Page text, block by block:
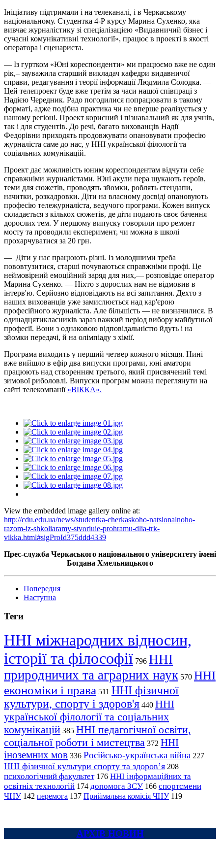
Ініціативу підтримали і на телеканалі, і в Черкаському
національному. Студентка 4-Р курсу Марина Сухенко, яка
вивчає журналістику зі спеціалізацією «Видавничий бізнес і
сучасні комунікативні технології», працює в проекті в якості
оператора і сценариста.
— Із гуртком «Юні кореспонденти» ми працюємо вже не один
рік,‒ зауважила старший викладач кафедри видавничої
справи, редагування і теорії інформації Людмила Солодка. —
Цей телепроект буде вже третім за часи нашої співпраці з
Надією Чередник. Радо погодилися попрацювати в такому
форматі, адже подібна практика чи не вперше реалізується у
нашому регіоні. Проект корисний і пізнавальний як для учнів,
так і для студентів. До речі, багато вихованців Надії
Федорівни приходять продовжувати опановувати професію
журналіста саме до нас, у ННІ української філології та
соціальних комунікацій.
Проект дає можливість юним кореспондентам відчути себе
справжніми журналістами. Юні акули пера шукають героїв,
теми для сюжетів, проводять зйомки, роблять стендапи,
начитки, розкадровки. Діти на власному досвіді опановують
професію тележурналіста, ведучого програми. Кожен випуск
складається з кількох сюжетів, де діти подають своє бачення
дорослих тем. У першому випуску говорили про ремонт
мосту та проводили експеримент, чи можна в школі
прохарчуватися за 20 грн.
— Діти у нас працюють різні. Із молодшими треба
пововтузитися, старші почуваються справжніми профі. Це
неймовірний емоційний заряд для них,— розповідає оператор
Марина Сухенко. — Ніхто з дорослих нам не відмовив в
інтерв'ю. Серйозно відповідають на всі запитання. Дехто з
наших вихованців уже замислюється над кар'єрою
професійного журналіста. Але більшість — не визначилися. В
одинадцятикласників зараз важкий період вибору майбутньої
професії. Вони з однаковою відповідальністю йдуть і на
зйомки передачі, й на олімпіаду з хімії.
Програма виходить у перший четвер кожного місяця. Нині
вже вийшло в ефір два випуски програми, юні аматори
працюють над створенням третього, який присвячений темі
зимової риболовлі. Випуски програм можна переглянути на
сайті телекомпанії «ВІККА».
View the embedded image gallery online at:
http://cdu.edu.ua/news/studentka-cherkaskoho-natsionalnoho-
razom-iz-shkoliaramy-stvoriuie-prohramu-dlia-trk-
vikka.html#sigProId375ddd4339
Прес-служба Черкаського національного університету імені
Богдана Хмельницького
Попередня
Наступна
Теги
ННІ міжнародних відносин,
історії та філософії 796 ННІ
природничих та аграрних наук 570 ННІ
економіки і права 511 ННІ фізичної
культури, спорту і здоров'я 440 ННІ
української філології та соціальних
комунікацій 385 ННІ педагогічної освіти,
соціальної роботи і мистецтва 372 ННІ
іноземних мов 336 Російсько-українська війна 227
ННІ фізичної культури спорту та здоров’я 208
психологічний факультет 176 ННІ інформаційних та
освітніх технологій 174 допомога ЗСУ 166 спортсмени
ЧНУ 142 перемога 137 Приймальна комісія ЧНУ 119
АРХІВ НОВИН